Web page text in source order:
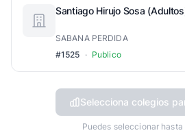
Santiago Hirujo Sosa
SABANA PERDIDA
#1525 · Publico
Selecciona colegios
Puedes seleccionar